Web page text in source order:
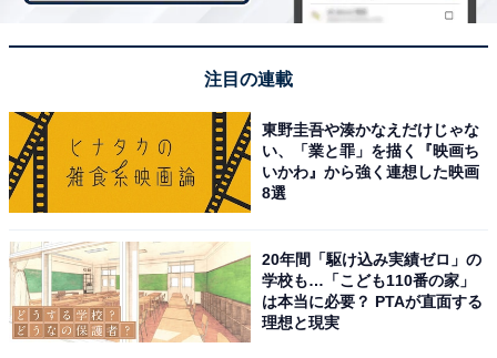
注目の連載
東野圭吾や湊かなえだけじゃな
い、「業と罪」を描く『映画ち
いかわ』から強く連想した映画
8選
20年間「駆け込み実績ゼロ」の
学校も…「こども110番の家」
は本当に必要？ PTAが直面する
理想と現実